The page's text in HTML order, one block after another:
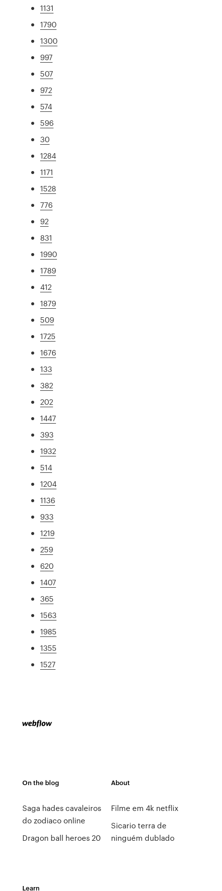
1131
1790
1300
997
507
972
574
596
30
1284
1171
1528
776
92
831
1990
1789
412
1879
509
1725
1676
133
382
202
1447
393
1932
514
1204
1136
933
1219
259
620
1407
365
1563
1985
1355
1527
On the blog
Saga hades cavaleiros
do zodiaco online
Dragon ball heroes 20
About
Filme em 4k netflix
Sicario terra de
ninguém dublado
Learn